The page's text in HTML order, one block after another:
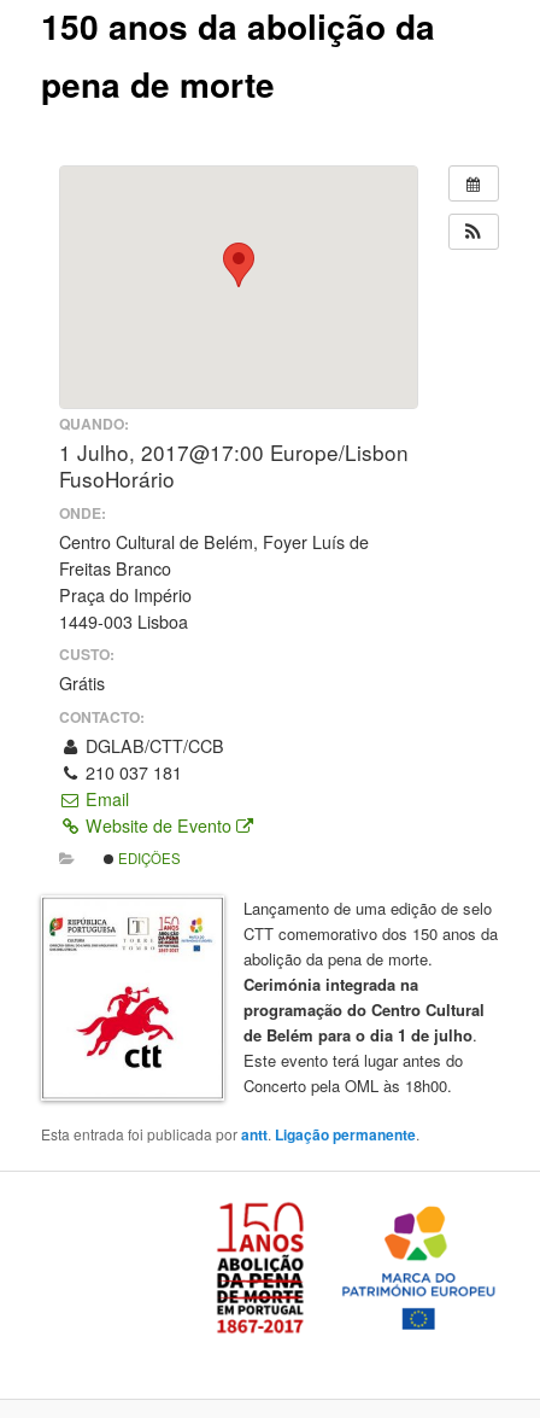
150 anos da abolição da
pena de morte
QUANDO:
1 Julho, 2017@17:00 Europe/Lisbon
FusoHorário
ONDE:
Centro Cultural de Belém, Foyer Luís de
Freitas Branco
Praça do Império
1449-003 Lisboa
CUSTO:
Grátis
CONTACTO:
DGLAB/CTT/CCB
210 037 181
Email
Website de Evento
EDIÇÕES
Lançamento de uma edição de selo
CTT comemorativo dos 150 anos da
abolição da pena de morte.
Cerimónia integrada na
programação do Centro Cultural
de Belém para o dia 1 de julho.
Este evento terá lugar antes do
Concerto pela OML às 18h00.
Esta entrada foi publicada porantt. Ligação permanente.